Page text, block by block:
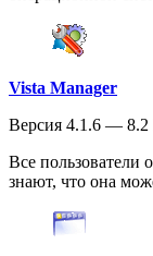
Vista Manager
Версия 4.1.6 —
Все пользователи
знают, что она